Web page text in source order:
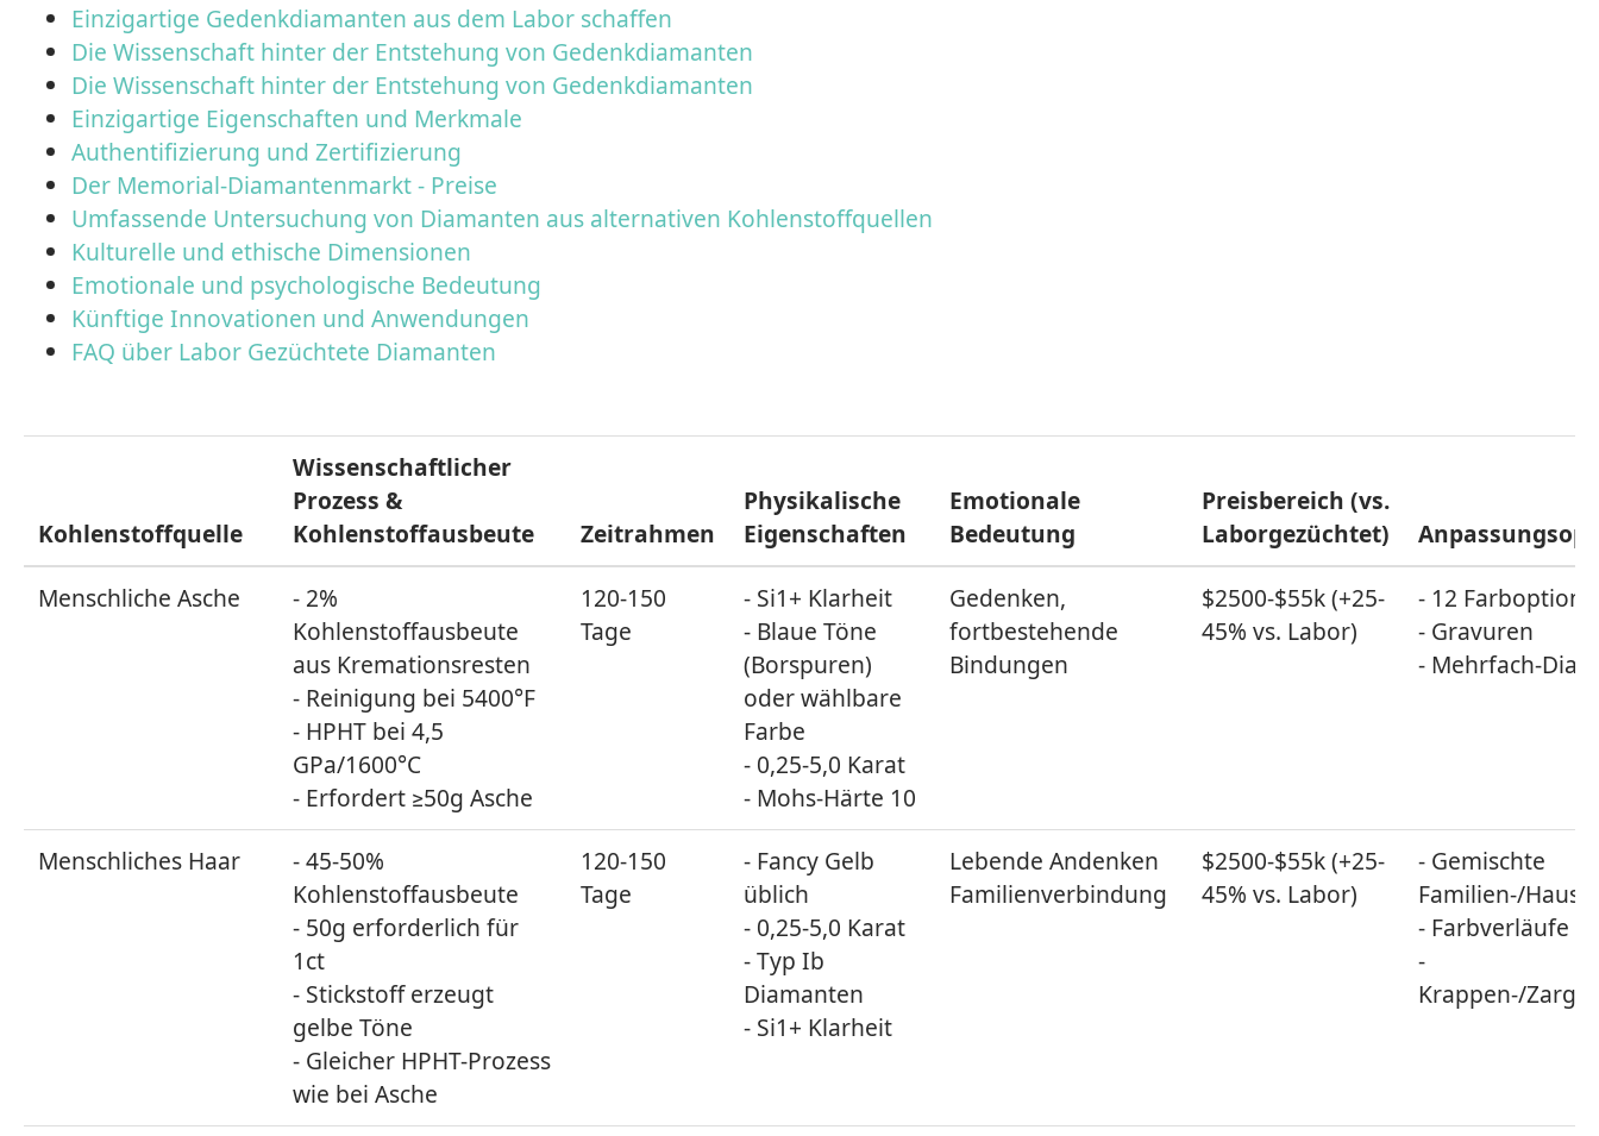
Einzigartige Gedenkdiamanten aus dem Labor schaffen
Die Wissenschaft hinter der Entstehung von Gedenkdiamanten
Die Wissenschaft hinter der Entstehung von Gedenkdiamanten
Einzigartige Eigenschaften und Merkmale
Authentifizierung und Zertifizierung
Der Memorial-Diamantenmarkt - Preise
Umfassende Untersuchung von Diamanten aus alternativen Kohlenstoffquellen
Kulturelle und ethische Dimensionen
Emotionale und psychologische Bedeutung
Künftige Innovationen und Anwendungen
FAQ über Labor Gezüchtete Diamanten
Kohlenstoffquelle
Wissenschaftlicher
Prozess &
Kohlenstoffausbeute
Zeitrahmen
Physikalische
Eigenschaften
Emotionale
Bedeutung
Preisbereich (vs.
Laborgezüchtet)
Menschliche Asche
- 2%
Kohlenstoffausbeute
aus Kremationsresten
- Reinigung bei 5400°F
- HPHT bei 4,5
GPa/1600°C
- Erfordert ≥50g Asche
120-150
Tage
- Si1+ Klarheit
- Blaue Töne
(Borspuren)
oder wählbare
Farbe
- 0,25-5,0 Karat
- Mohs-Härte 10
Gedenken,
fortbestehende
Bindungen
$2500-$55k (+25-
45% vs. Labor)
- 12
- Gravuren
- Mehrfach-
Menschliches Haar
- 45-50%
Kohlenstoffausbeute
- 50g erforderlich für
1ct
- Stickstoff erzeugt
gelbe Töne
- Gleicher HPHT-Prozess
wie bei Asche
120-150
Tage
- Fancy Gelb
üblich
- 0,25-5,0 Karat
- Typ Ib
Diamanten
- Si1+ Klarheit
Lebende Andenken
Familienverbindung
$2500-$55k (+25-
45% vs. Labor)
- Gemischte
Familien-/
- Farbverläufe
-
Krappen-/